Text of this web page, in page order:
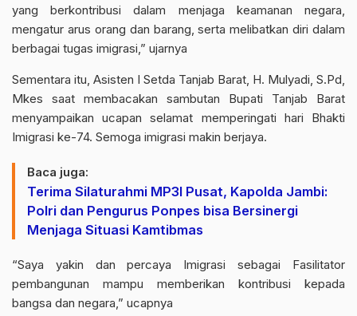
yang berkontribusi dalam menjaga keamanan negara,
mengatur arus orang dan barang, serta melibatkan diri dalam
berbagai tugas imigrasi,” ujarnya
Sementara itu, Asisten I Setda Tanjab Barat, H. Mulyadi, S.Pd,
Mkes saat membacakan sambutan Bupati Tanjab Barat
menyampaikan ucapan selamat memperingati hari Bhakti
Imigrasi ke-74. Semoga imigrasi makin berjaya.
Baca juga:
Terima Silaturahmi MP3I Pusat, Kapolda Jambi:
Polri dan Pengurus Ponpes bisa Bersinergi
Menjaga Situasi Kamtibmas
“Saya yakin dan percaya Imigrasi sebagai Fasilitator
pembangunan mampu memberikan kontribusi kepada
bangsa dan negara,” ucapnya